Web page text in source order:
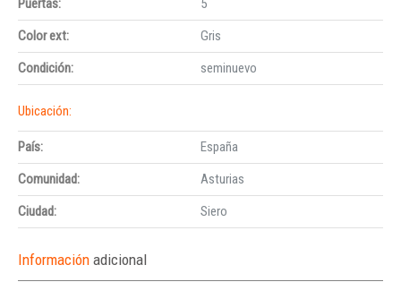
Puertas:
5
Color ext:
Gris
Condición:
seminuevo
Ubicación:
País:
España
Comunidad:
Asturias
Ciudad:
Siero
Información adicional